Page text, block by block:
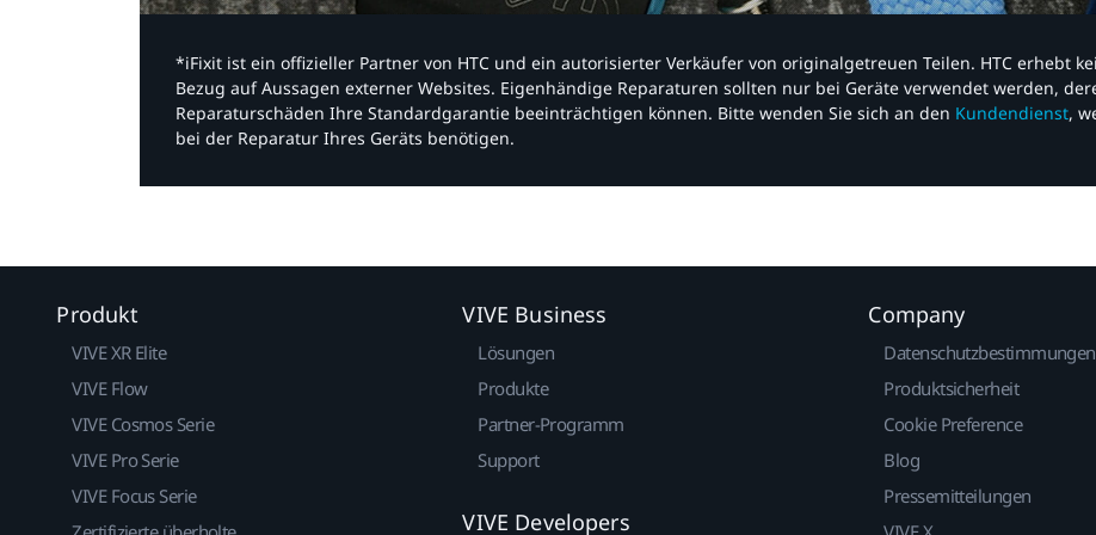
*iFixit ist ein offizieller Partner von HTC und ein autorisierter Verkäufer von originalgetreuen Teilen. HTC erhebt
Bezug auf Aussagen externer Websites. Eigenhändige Reparaturen sollten nur bei Geräte verwendet werden,
Reparaturschäden Ihre Standardgarantie beeinträchtigen können. Bitte wenden Sie sich an den Kundendienst,
bei der Reparatur Ihres Geräts benötigen.​
Produkt
VIVE XR Elite
VIVE Flow
VIVE Cosmos Serie
VIVE Pro Serie
VIVE Focus Serie
VIVE Business
Lösungen
Produkte
Partner-Programm
Support
VIVE Developers
Company
Datenschutzbestimmungen
Produktsicherheit
Cookie Preference
Blog
Pressemitteilungen